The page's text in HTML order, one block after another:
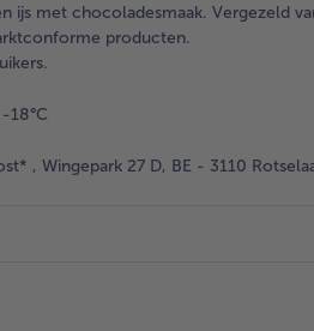
ijs met chocoladesmaak. Vergezeld
producten.
18°C
, Wingepark 27 D, BE - 3110